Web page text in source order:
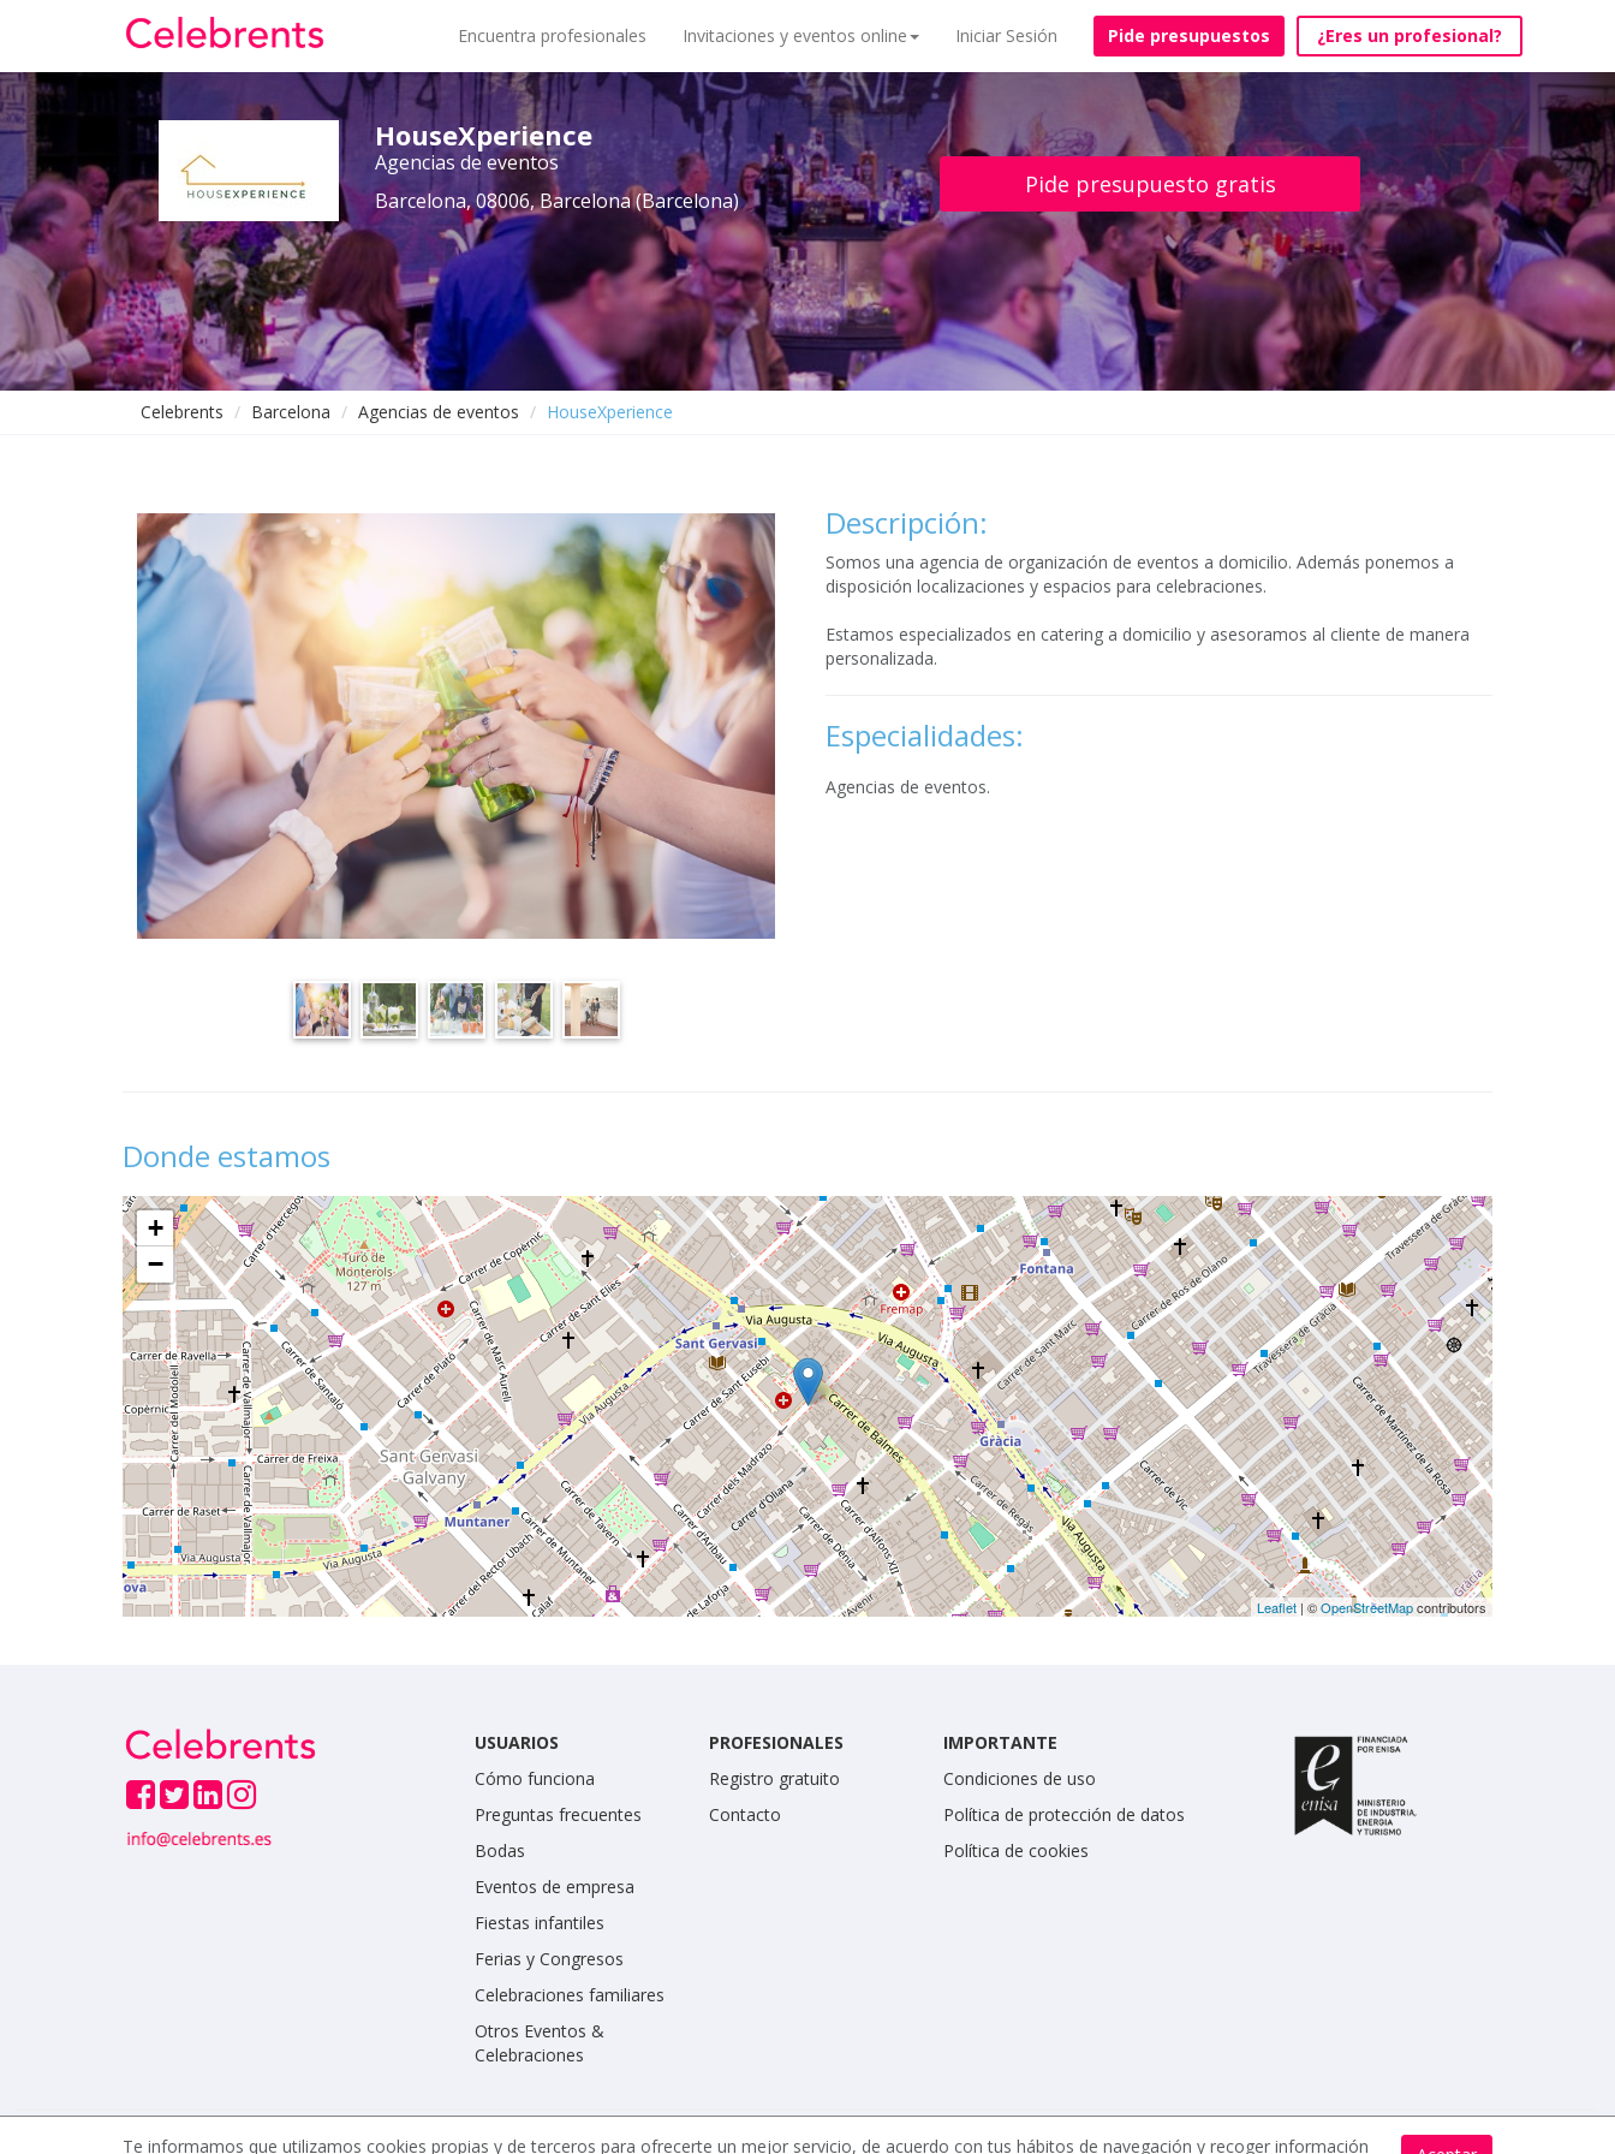
Encuentra profesionales Invitaciones y eventos online Iniciar Sesión Pide presupuestos ¿Eres un profesional?
HouseXperience
Agencias de eventos
Barcelona, 08006, Barcelona (Barcelona)
Pide presupuesto gratis
Celebrents Barcelona Agencias de eventos HouseXperience
Descripción:
Somos una agencia de organización de eventos a domicilio. Además ponemos a
disposición localizaciones y espacios para celebraciones.
Estamos especializados en catering a domicilio y asesoramos al cliente de manera
personalizada.
Especialidades:
Agencias de eventos.
Donde estamos
+
−
Leaflet | ©OpenStreetMapcontributors
USUARIOS
Cómo funciona
Preguntas frecuentes
Bodas
Eventos de empresa
Fiestas infantiles
Ferias y Congresos
Celebraciones familiares
Otros Eventos &
Celebraciones
PROFESIONALES
Registro gratuito
Contacto
IMPORTANTE
Condiciones de uso
Política de protección de datos
Política de cookies
Te informamos que utilizamos cookies propias y de terceros para ofrecerte un mejor servicio, de acuerdo con tus hábitos de navegación y recoger información